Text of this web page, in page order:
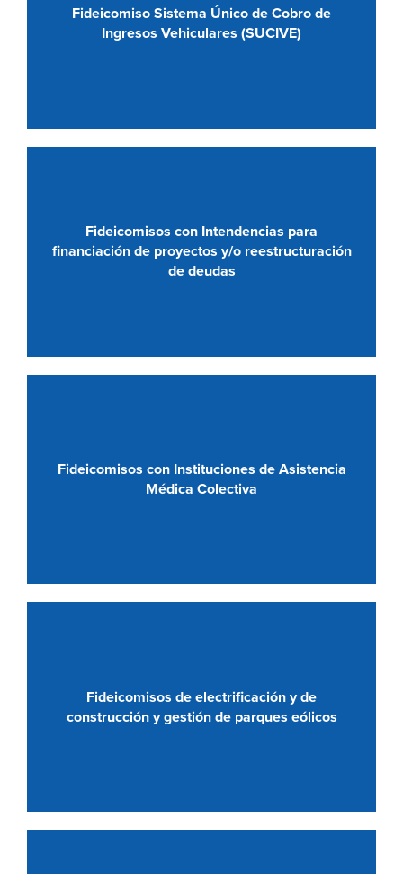
Fideicomiso Sistema Único de Cobro de
Ingresos Vehiculares (SUCIVE)
Fideicomisos con Intendencias para
financiación de proyectos y/o reestructuración
de deudas
Fideicomisos con Instituciones de Asistencia
Médica Colectiva
Fideicomisos de electrificación y de
construcción y gestión de parques eólicos